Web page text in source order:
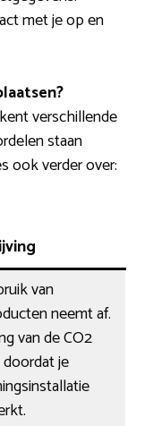
met je op en
verschillende
staan
ook verder over:
van
neemt af.
van de CO2
je